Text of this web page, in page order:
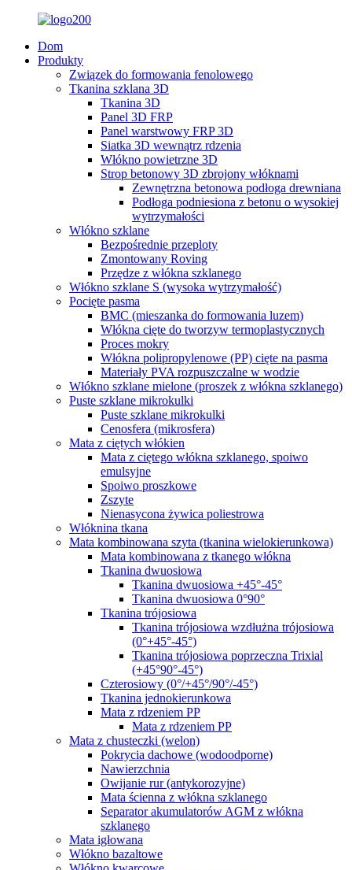
Dom
Produkty
Związek do formowania fenolowego
Tkanina szklana 3D
Tkanina 3D
Panel 3D FRP
Panel warstwowy FRP 3D
Siatka 3D wewnątrz rdzenia
Włókno powietrzne 3D
Strop betonowy 3D zbrojony włóknami
Zewnętrzna betonowa podłoga drewniana
Podłoga podniesiona z betonu o wysokiej
wytrzymałości
Włókno szklane
Bezpośrednie przeploty
Zmontowany Roving
Przędze z włókna szklanego
Włókno szklane S (wysoka wytrzymałość)
Pocięte pasma
BMC (mieszanka do formowania luzem)
Włókna cięte do tworzyw termoplastycznych
Proces mokry
Włókna polipropylenowe (PP) cięte na pasma
Materiały PVA rozpuszczalne w wodzie
Włókno szklane mielone (proszek z włókna szklanego)
Puste szklane mikrokulki
Puste szklane mikrokulki
Cenosfera (mikrosfera)
Mata z ciętych włókien
Mata z ciętego włókna szklanego, spoiwo
emulsyjne
Spoiwo proszkowe
Zszyte
Nienasycona żywica poliestrowa
Włóknina tkana
Mata kombinowana szyta (tkanina wielokierunkowa)
Mata kombinowana z tkanego włókna
Tkanina dwuosiowa
Tkanina dwuosiowa +45°-45°
Tkanina dwuosiowa 0°90°
Tkanina trójosiowa
Tkanina trójosiowa wzdłużna trójosiowa
(0°+45°-45°)
Tkanina trójosiowa poprzeczna Trixial
(+45°90°-45°)
Czterosiowy (0°/+45°/90°/-45°)
Tkanina jednokierunkowa
Mata z rdzeniem PP
Mata z rdzeniem PP
Mata z chusteczki (welon)
Pokrycia dachowe (wodoodporne)
Nawierzchnia
Owijanie rur (antykorozyjne)
Mata ścienna z włókna szklanego
Separator akumulatorów AGM z włókna
szklanego
Mata igłowana
Włókno bazaltowe